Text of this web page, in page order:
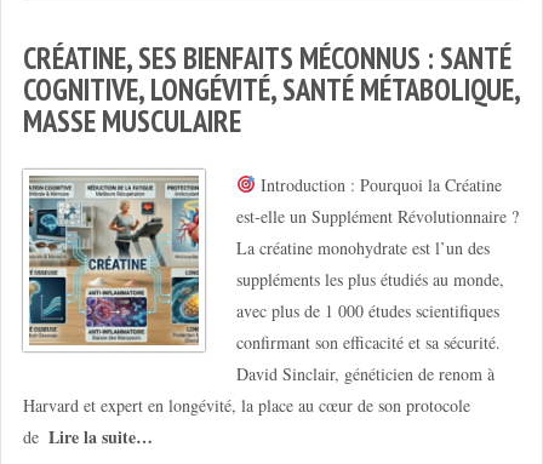
CRÉATINE, SES BIENFAITS MÉCONNUS : SANTÉ
COGNITIVE, LONGÉVITÉ, SANTÉ MÉTABOLIQUE,
MASSE MUSCULAIRE
Introduction : Pourquoi la Créatine
est-elle un Supplément Révolutionnaire ?
La créatine monohydrate est l’un des
suppléments les plus étudiés au monde,
avec plus de 1 000 études scientifiques
confirmant son efficacité et sa sécurité.
David Sinclair, généticien de renom à
Harvard et expert en longévité, la place au cœur de son protocole
de Lire la suite…